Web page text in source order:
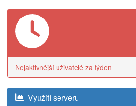
Nejaktivnější uživatelé za týden
Využití serveru